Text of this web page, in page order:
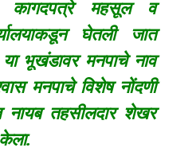
कागदपत्रे महसूल व
घेतली जात
भूखंडावर मनपाचे नाव
मनपाचे विशेष नोंदणी
नायब तहसीलदार शेखर